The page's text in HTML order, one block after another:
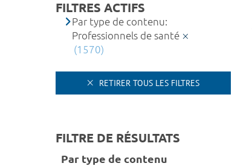
FILTRES ACTIFS
Par type de contenu:
Professionnels de santé
(1570)
RETIRER TOUS LES FILTRES
FILTRE DE RÉSULTATS
Par type de contenu